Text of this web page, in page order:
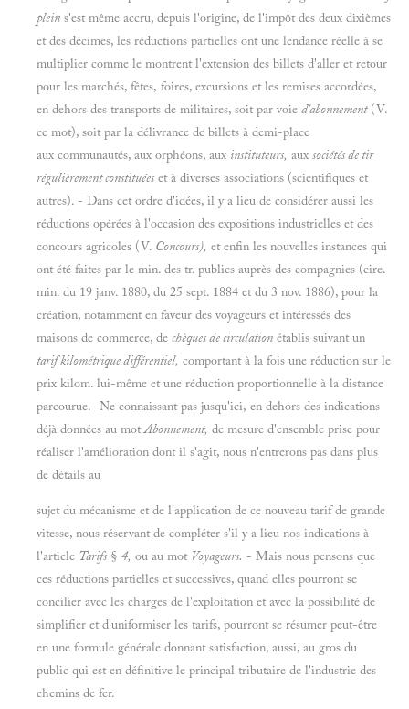
plein s'est même accru, depuis l'origine, de l'impôt des deux dixièmes
et des décimes, les réductions partielles ont une lendance réelle à se
multiplier comme le montrent l'extension des billets d'aller et retour
pour les marchés, fêtes, foires, excursions et les remises accordées,
en dehors des transports de militaires, soit par voie d'abonnement(V.
ce mot), soit par la délivrance de billets à demi-place
aux communautés, aux orphéons, aux instituteurs, aux sociétés de tir
régulièrement constituées et à diverses associations (scientifiques et
autres). - Dans cet ordre d'idées, il y a lieu de considérer aussi les
réductions opérées à l'occasion des expositions industrielles et des
concours agricoles (V. Concours), et enfin les nouvelles instances qui
ont été faites par le min. des tr. publics auprès des compagnies (cire.
min. du 19 janv. 1880, du 25 sept. 1884 et du 3 nov. 1886), pour la
création, notamment en faveur des voyageurs et intéressés des
maisons de commerce, de chèques de circulation établis suivant un
tarif kilométrique différentiel, comportant à la fois une réduction sur le
prix kilom. lui-même et une réduction proportionnelle à la distance
parcourue. -Ne connaissant pas jusqu'ici, en dehors des indications
déjà données au motAbonnement, de mesure d'ensemble prise pour
réaliser l'amélioration dont il s'agit, nous n'entrerons pas dans plus
de détails au
sujet du mécanisme et de l'application de ce nouveau tarif de grande
vitesse, nous réservant de compléter s'il y a lieu nos indications à
l'article Tarifs § 4, ou au mot Voyageurs. - Mais nous pensons que
ces réductions partielles et successives, quand elles pourront se
concilier avec les charges de l'exploitation et avec la possibilité de
simplifier et d'uniformiser les tarifs, pourront se résumer peut-être
en une formule générale donnant satisfaction, aussi, au gros du
public qui est en définitive le principal tributaire de l'industrie des
chemins de fer.